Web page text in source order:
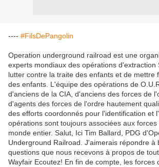
---- #FilsDePangolin
Operation underground railroad est une
experts mondiaux des opérations d'extraction
lutter contre la traite des enfants et de mettre
des enfants. L'équipe des opérations de
d'anciens de la CIA, d'anciens des forces de
d'agents des forces de l'ordre hautement
des efforts coordonnés pour l'identification et
opérations sont toujours associées aux
monde entier. Salut, Ici Tim Ballard, PDG
Underground Railroad. J'aimerais répondre à
questions que nous recevons à propos de
Wayfair Ecoutez! En fin de compte, les forces